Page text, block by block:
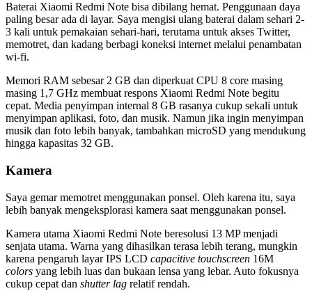
Baterai Xiaomi Redmi Note bisa dibilang hemat. Penggunaan daya
paling besar ada di layar. Saya mengisi ulang baterai dalam sehari 2-
3 kali untuk pemakaian sehari-hari, terutama untuk akses Twitter,
memotret, dan kadang berbagi koneksi internet melalui penambatan
wi-fi.
Memori RAM sebesar 2 GB dan diperkuat CPU 8 core masing
masing 1,7 GHz membuat respons Xiaomi Redmi Note begitu
cepat. Media penyimpan internal 8 GB rasanya cukup sekali untuk
menyimpan aplikasi, foto, dan musik. Namun jika ingin menyimpan
musik dan foto lebih banyak, tambahkan microSD yang mendukung
hingga kapasitas 32 GB.
Kamera
Saya gemar memotret menggunakan ponsel. Oleh karena itu, saya
lebih banyak mengeksplorasi kamera saat menggunakan ponsel.
Kamera utama Xiaomi Redmi Note beresolusi 13 MP menjadi
senjata utama. Warna yang dihasilkan terasa lebih terang, mungkin
karena pengaruh layar IPS LCD capacitive touchscreen 16M
colors yang lebih luas dan bukaan lensa yang lebar. Auto fokusnya
cukup cepat dan shutter lag relatif rendah.